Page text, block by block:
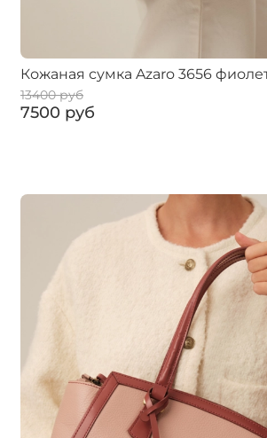
Кожаная сумка Azaro 3656
13400 руб
7500 руб